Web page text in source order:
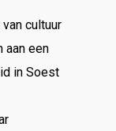
cultuur
aan een
in Soest